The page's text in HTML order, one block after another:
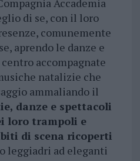
Accademia
di se, con il loro
comunemente
aprendo le danze e
accompagnate
natalizie che
ammaliando il
danze e spettacoli
loro trampoli e
di scena ricoperti
leggiadri ad eleganti